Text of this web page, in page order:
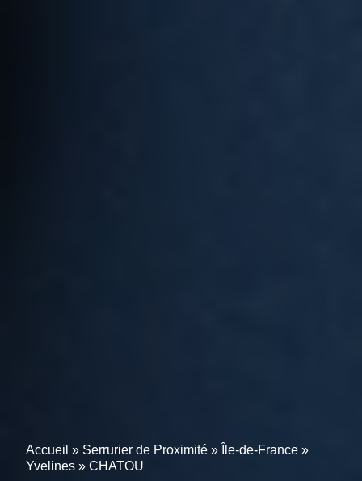
Accueil » Serrurier de Proximité » Île-de-France »
Yvelines » CHATOU